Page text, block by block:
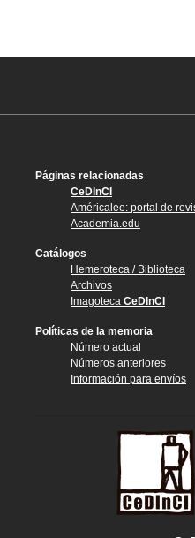
Páginas relacionadas
CeDInCI
Américalee: portal de
Academia.edu
Catálogos
Hemeroteca / Biblioteca
Archivos
Imagoteca CeDInCI
Políticas de la memoria
Número actual
Números anteriores
Información para envíos